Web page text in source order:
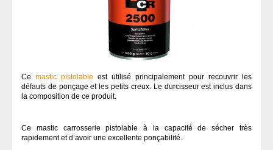
Ce mastic pistolable est utilisé principalement pour recouvrir les
défauts de ponçage et les petits creux. Le durcisseur est inclus dans
la composition de ce produit.
Ce mastic carrosserie pistolable à la capacité de sécher très
rapidement et d’avoir une excellente ponçabilité.